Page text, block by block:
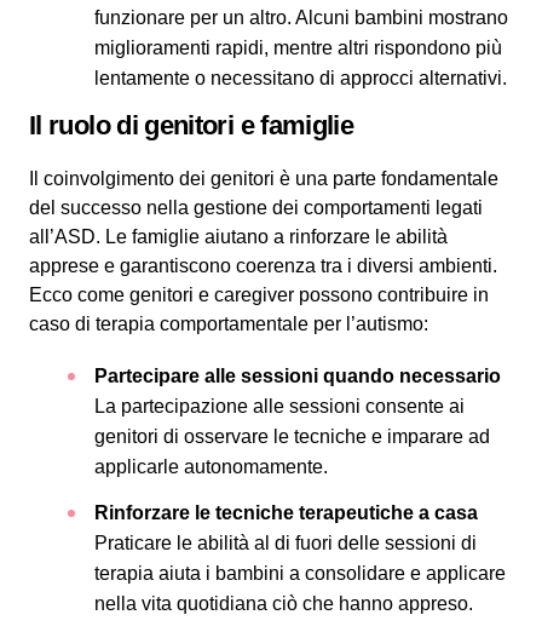
funzionare per un altro. Alcuni bambini mostrano
miglioramenti rapidi, mentre altri rispondono più
lentamente o necessitano di approcci alternativi.
Il ruolo di genitori e famiglie
Il coinvolgimento dei genitori è una parte fondamentale
del successo nella gestione dei comportamenti legati
all’ASD. Le famiglie aiutano a rinforzare le abilità
apprese e garantiscono coerenza tra i diversi ambienti.
Ecco come genitori e caregiver possono contribuire in
caso di terapia comportamentale per l’autismo:
Partecipare alle sessioni quando necessario
La partecipazione alle sessioni consente ai
genitori di osservare le tecniche e imparare ad
applicarle autonomamente.
Rinforzare le tecniche terapeutiche a casa
Praticare le abilità al di fuori delle sessioni di
terapia aiuta i bambini a consolidare e applicare
nella vita quotidiana ciò che hanno appreso.